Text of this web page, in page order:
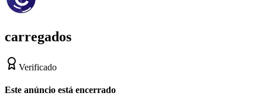
carregados
Verificado
Este anúncio está encerrado